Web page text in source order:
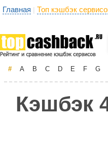
Главная | Топ кэшбэк
# A B C D E F G
Кэшбэк